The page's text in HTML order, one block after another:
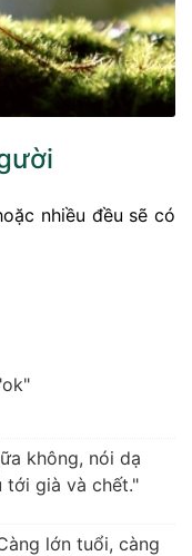
nhiều đều sẽ có
không, nói dạ
tới già và chết."
lớn tuổi, càng